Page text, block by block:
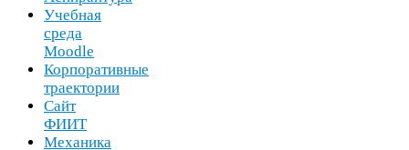
Учебная
среда
Moodle
Корпоративные
траектории
Сайт
ФИИТ
Механика